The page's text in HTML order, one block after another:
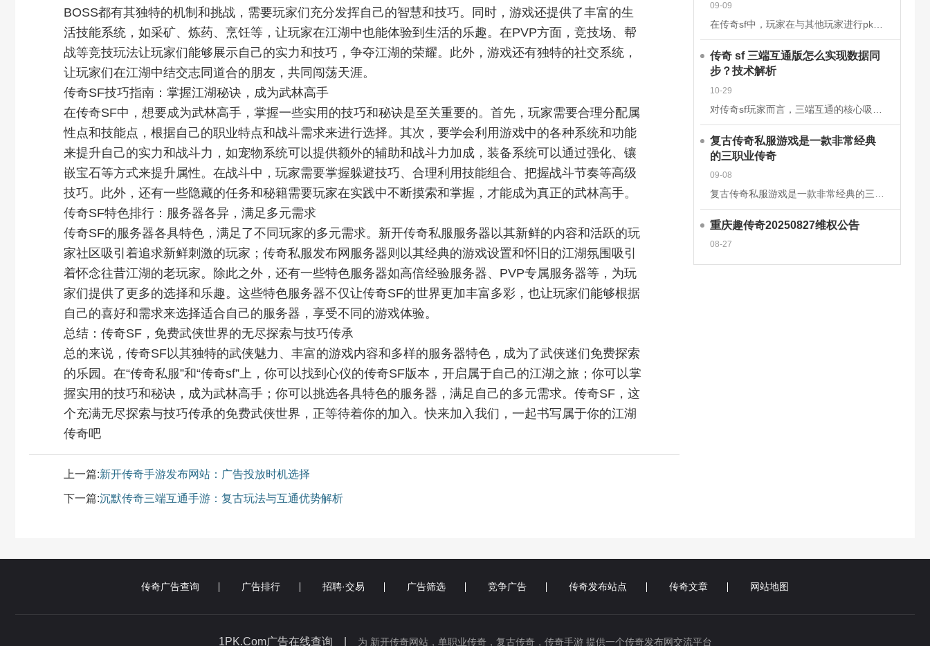
BOSS都有其独特的机制和挑战，需要玩家们充分发挥自己的智慧和技巧。同时，游戏还提供了丰富的生
活技能系统，如采矿、炼药、烹饪等，让玩家在江湖中也能体验到生活的乐趣。在PVP方面，竞技场、帮
战等竞技玩法让玩家们能够展示自己的实力和技巧，争夺江湖的荣耀。此外，游戏还有独特的社交系统，
让玩家们在江湖中结交志同道合的朋友，共同闯荡天涯。
传奇SF技巧指南：掌握江湖秘诀，成为武林高手
在传奇SF中，想要成为武林高手，掌握一些实用的技巧和秘诀是至关重要的。首先，玩家需要合理分配属
性点和技能点，根据自己的职业特点和战斗需求来进行选择。其次，要学会利用游戏中的各种系统和功能
来提升自己的实力和战斗力，如宠物系统可以提供额外的辅助和战斗力加成，装备系统可以通过强化、镶
嵌宝石等方式来提升属性。在战斗中，玩家需要掌握躲避技巧、合理利用技能组合、把握战斗节奏等高级
技巧。此外，还有一些隐藏的任务和秘籍需要玩家在实践中不断摸索和掌握，才能成为真正的武林高手。
传奇SF特色排行：服务器各异，满足多元需求
传奇SF的服务器各具特色，满足了不同玩家的多元需求。新开传奇私服服务器以其新鲜的内容和活跃的玩
家社区吸引着追求新鲜刺激的玩家；传奇私服发布网服务器则以其经典的游戏设置和怀旧的江湖氛围吸引
着怀念往昔江湖的老玩家。除此之外，还有一些特色服务器如高倍经验服务器、PVP专属服务器等，为玩
家们提供了更多的选择和乐趣。这些特色服务器不仅让传奇SF的世界更加丰富多彩，也让玩家们能够根据
自己的喜好和需求来选择适合自己的服务器，享受不同的游戏体验。
总结：传奇SF，免费武侠世界的无尽探索与技巧传承
总的来说，传奇SF以其独特的武侠魅力、丰富的游戏内容和多样的服务器特色，成为了武侠迷们免费探索
的乐园。在“传奇私服”和“传奇sf”上，你可以找到心仪的传奇SF版本，开启属于自己的江湖之旅；你可以掌
握实用的技巧和秘诀，成为武林高手；你可以挑选各具特色的服务器，满足自己的多元需求。传奇SF，这
个充满无尽探索与技巧传承的免费武侠世界，正等待着你的加入。快来加入我们，一起书写属于你的江湖
传奇吧
上一篇:新开传奇手游发布网站：广告投放时机选择
下一篇:沉默传奇三端互通手游：复古玩法与互通优势解析
09-09
在传奇sf中，玩家在与其他玩家进行pk时，有时会被对方的技能击中，也有时会被对方战士击杀。虽然战士在游戏前期，在技能上没有法师给力，但是战士有绝对的优势，特别是战士的防御和血量，完全可以抵挡住对方的伤
传奇 sf 三端互通版怎么实现数据同
步？技术解析
10-29
复古传奇私服游戏是一款非常经典
的三职业传奇
09-08
重庆趣传奇20250827维权公告
08-27
传奇广告查询 广告排行 招聘·交易 广告筛选 竞争广告 传奇发布站点 传奇文章 网站地图
1PK.Com广告在线查询 | 为 新开传奇网站，单职业传奇，复古传奇，传奇手游 提供一个传奇发布网交流平台